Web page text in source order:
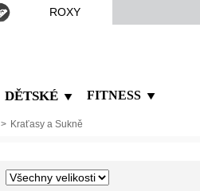
ROXY
DĚTSKÉ FITNESS
> Kraťasy a Sukně